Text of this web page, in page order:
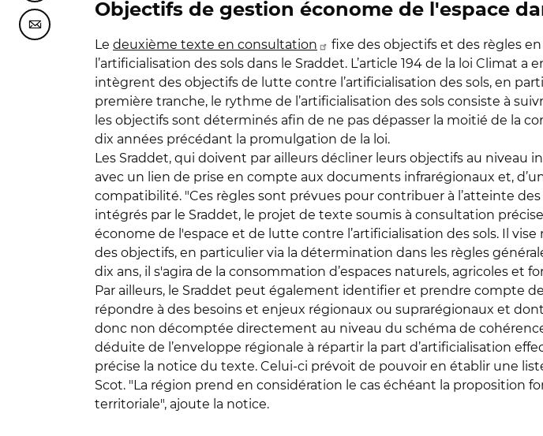
Partager cette page sur Courriel
Objectifs de gestion économe de l'espace
Le deuxième texte en consultation
fixe des objectifs et des règles
l’artificialisation des sols dans le Sraddet. L’article 194 de la loi
intègrent des objectifs de lutte contre l’artificialisation des sols, en
première tranche, le rythme de l’artificialisation des sols consiste à
les objectifs sont déterminés afin de ne pas dépasser la moitié de la
dix années précédant la promulgation de la loi.
Les Sraddet, qui doivent par ailleurs décliner leurs objectifs au niveau
avec un lien de prise en compte aux documents infrarégionaux et,
compatibilité. "Ces règles sont prévues pour contribuer à l’atteinte
intégrés par le Sraddet, le projet de texte soumis à consultation
économe de l'espace et de lutte contre l’artificialisation des sols. Il
des objectifs, en particulier via la détermination dans les règles
dix ans, il s'agira de la consommation d’espaces naturels, agricoles et
Par ailleurs, le Sraddet peut également identifier et prendre compte
répondre à des besoins et enjeux régionaux ou suprarégionaux et
donc non décomptée directement au niveau du schéma de
déduite de l’enveloppe régionale à répartir la part d’artificialisation
précise la notice du texte. Celui-ci prévoit de pouvoir en établir une
Scot. "La région prend en considération le cas échéant la proposition
territoriale", ajoute la notice.